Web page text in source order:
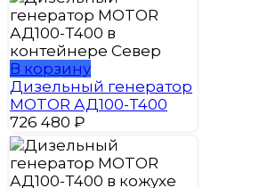
В корзину
Дизельный генератор
MOTOR АД100-Т400
726 480 ₽